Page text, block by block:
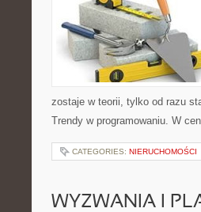
zostaje w teorii, tylko od razu
Trendy w programowaniu. W
CATEGORIES: NIERUCHOMOŚCI
WYZWANIA I